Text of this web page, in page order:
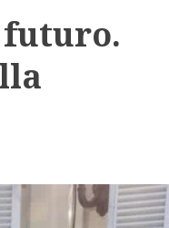
futuro.